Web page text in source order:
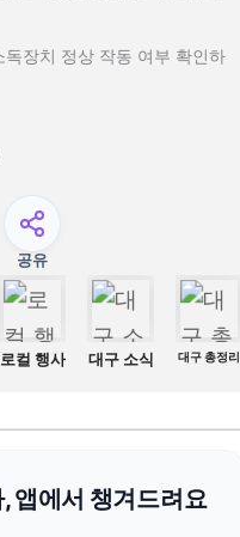
장치 정상 작동 여부 확인하
공유
로컬 행사 대구 소식 대구 총정리
앱에서 챙겨드려요